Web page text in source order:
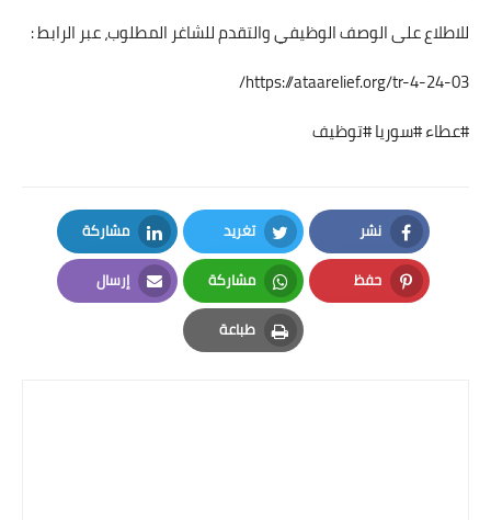
للاطلاع على الوصف الوظيفي والتقدم للشاغر المطلوب، عبر الرابط :
https://ataarelief.org/tr-4-24-03/
#عطاء #سوريا #توظيف
نشر
Facebook
تغريد
Twitter
مشاركة
LinkedIn
حفظ
Pinterest
مشاركة
Whatsapp
إرسال
Email
طباعة
Print